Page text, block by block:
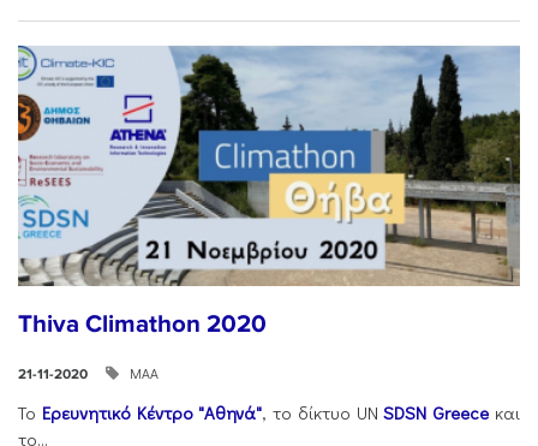
Thiva Climathon 2020
21-11-2020 ΜΑΑ
Το Ερευνητικό Κέντρο "Αθηνά", το δίκτυο UNSDSN Greece και
το...